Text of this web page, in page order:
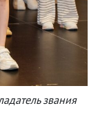
звания